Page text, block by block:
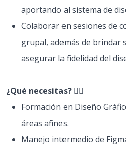
aportando al sistema de
Colaborar en sesiones de
grupal, además de brindar
asegurar la fidelidad del
¿Qué necesitas? 🕵️‍♀️
Formación en Diseño
áreas afines.
Manejo intermedio de